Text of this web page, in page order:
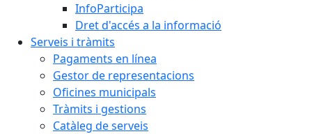
InfoParticipa
Dret d'accés a la informació
Serveis i tràmits
Pagaments en línea
Gestor de representacions
Oficines municipals
Tràmits i gestions
Catàleg de serveis